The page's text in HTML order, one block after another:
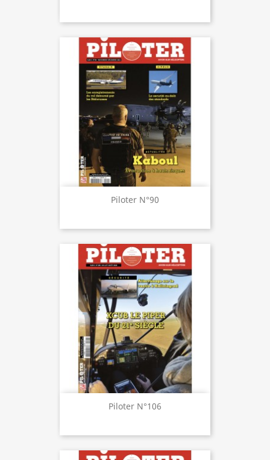
Piloter N°90
Piloter N°106